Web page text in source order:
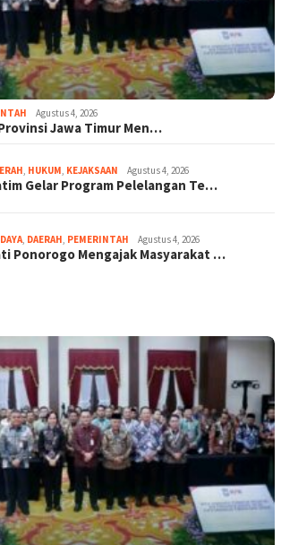
Agustus 4, 2026
Jawa Timur Men…
HUKUM KEJAKSAAN Agustus 4, 2026
Gelar Program Pelelangan Te…
DAERAH PEMERINTAH Agustus 4, 2026
Ponorogo Mengajak Masyarakat …